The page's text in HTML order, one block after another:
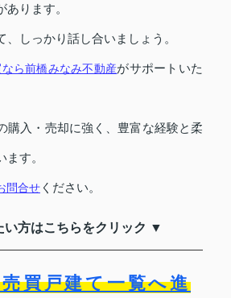
ります。
、しっかり話し合いましょう。
ら前橋みなみ不動産がサポートいた
購入・売却に強く、豊富な経験と柔
す。
問合せ ください。
方はこちらをクリック ▼
買戸建て一覧へ進